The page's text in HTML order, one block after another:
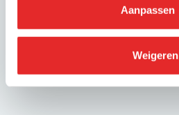
Aanpassen
Weigeren